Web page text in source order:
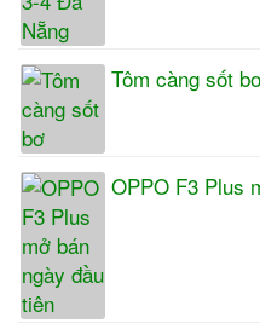
Tôm càng sốt
OPPO F3 Plus